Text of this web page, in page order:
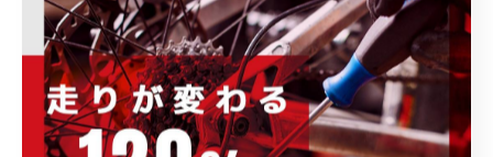
その他のお知らせ
イベント情報
キャンペーン情報
商品・ブランド情報